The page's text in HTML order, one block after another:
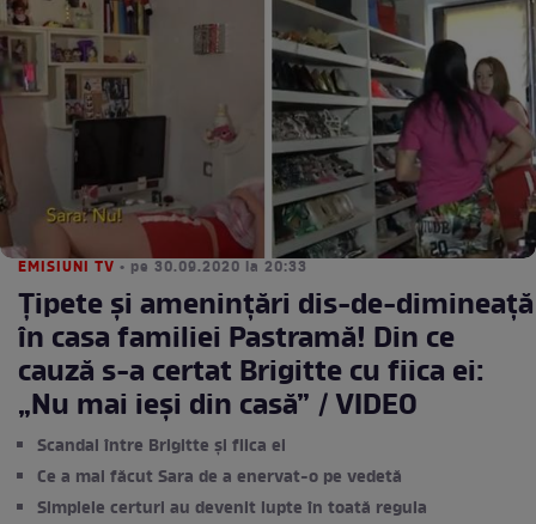
EMISIUNI TV • pe 30.09.2020 la 20:33
Țipete și amenințări dis-de-dimineață
în casa familiei Pastramă! Din ce
cauză s-a certat Brigitte cu fiica ei:
„Nu mai ieși din casă” / VIDEO
Scandal între Brigitte și fiica ei
Ce a mai făcut Sara de a enervat-o pe vedetă
Simplele certuri au devenit lupte în toată regula